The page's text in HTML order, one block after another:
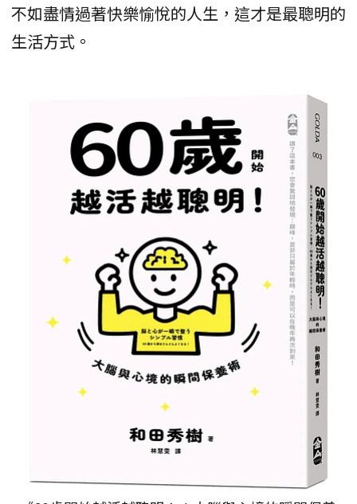
不如盡情過著快樂愉悅的人生，這才是最聰明的
生活方式。